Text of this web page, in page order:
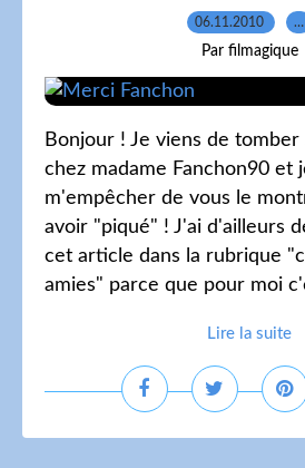
06.11.2010 …
Par filmagique
Bonjour ! Je viens de
chez madame Fanchon90 et
m'empêcher de vous le
avoir "piqué" ! J'ai d'ailleurs
cet article dans la rubrique
amies" parce que pour moi
Lire la suite